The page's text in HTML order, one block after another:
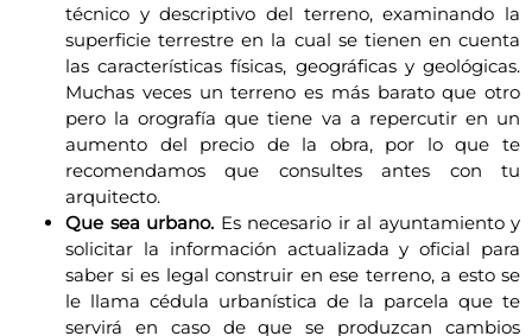
técnico y descriptivo del terreno, examinando la
superficie terrestre en la cual se tienen en cuenta
las características físicas, geográficas y geológicas.
Muchas veces un terreno es más barato que otro
pero la orografía que tiene va a repercutir en un
aumento del precio de la obra, por lo que te
recomendamos que consultes antes con tu
arquitecto.
Que sea urbano. Es necesario ir al ayuntamiento y
solicitar la información actualizada y oficial para
saber si es legal construir en ese terreno, a esto se
le llama cédula urbanística de la parcela que te
servirá en caso de que se produzcan cambios